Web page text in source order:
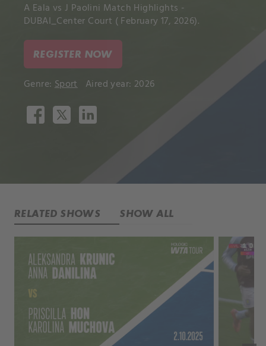
A Eala vs J Paolini Match Highlights -
DUBAI_Center Court ( February 17, 2026).
REGISTER NOW
Genre: Sport Aired year: 2026
RELATED SHOWS SHOW ALL